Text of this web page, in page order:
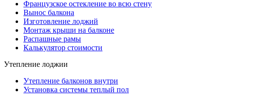
Французское остекление во всю стену
Вынос балкона
Изготовление лоджий
Монтаж крыши на балконе
Распашные рамы
Калькулятор стоимости
Утепление лоджии
Утепление балконов внутри
Установка системы теплый пол